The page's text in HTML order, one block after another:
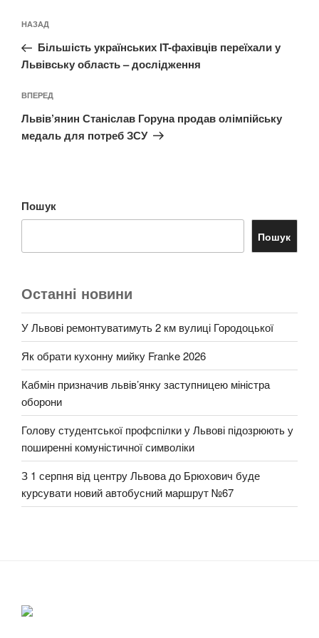
записів
Попередній
запис:
НАЗАД
Більшість українських IT-фахівців переїхали у
Львівську область – дослідження
Наступний
запис
ВПЕРЕД
Львів’янин Станіслав Горуна продав олімпійську
медаль для потреб ЗСУ
Пошук
Пошук
Останні новини
У Львові ремонтуватимуть 2 км вулиці Городоцької
Як обрати кухонну мийку Franke 2026
Кабмін призначив львів’янку заступницею міністра
оборони
Голову студентської профспілки у Львові підозрюють у
поширенні комуністичної символіки
З 1 серпня від центру Львова до Брюхович буде
курсувати новий автобусний маршрут №67